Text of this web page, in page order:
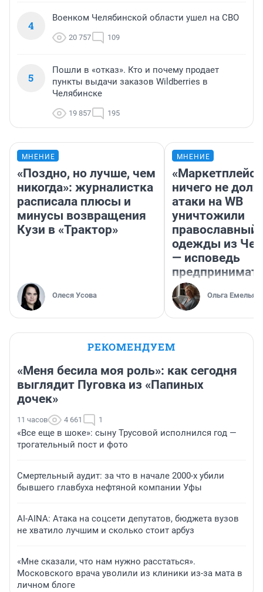
4
Военком Челябинской области ушел на СВО
20 757 109
5
Пошли в «отказ». Кто и почему продает
пункты выдачи заказов Wildberries в
Челябинске
19 857 195
МНЕНИЕ
«Поздно, но лучше, чем
никогда»: журналистка
расписала плюсы и
минусы возвращения
Кузи в «Трактор»
Олеся Усова
МНЕНИЕ
«Маркетплейс
ничего не
атаки на WB
уничтожили
православный
одежды из
— исповедь
Ольга
РЕКОМЕНДУЕМ
«Меня бесила моя роль»: как сегодня
выглядит Пуговка из «Папиных
дочек»
11 часов 4 661 1
«Все еще в шоке»: сыну Трусовой исполнился год —
трогательный пост и фото
Смертельный аудит: за что в начале 2000-х убили
бывшего главбуха нефтяной компании Уфы
AI-AINA: Атака на соцсети депутатов, бюджета вузов
не хватило лучшим и сколько стоит арбуз
«Мне сказали, что нам нужно расстаться».
Московского врача уволили из клиники из-за мата в
личном блоге